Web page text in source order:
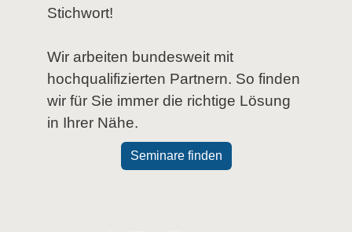
Stichwort!
Wir arbeiten bundesweit mit
hochqualifizierten Partnern. So finden
wir für Sie immer die richtige Lösung
in Ihrer Nähe.
Seminare finden